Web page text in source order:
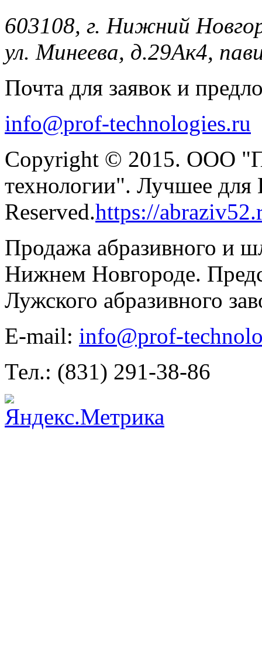
603108, г. Нижний
ул. Минеева, д.29Ак4,
Почта для заявок и
info@prof-technologies.ru
Copyright © 2015. ООО
технологии". Лучшее
Reserved.https://
Продажа абразивного и
Нижнем Новгороде.
Лужского абразивного
E-mail: info@prof-
Тел.: (831) 291-38-86